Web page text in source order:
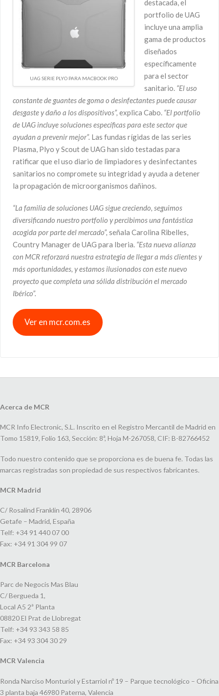
UAG SERIE PLYO PARA MACBOOK PRO
destacada, el
portfolio de UAG
incluye una amplia
gama de productos
diseñados
específicamente
para el sector
sanitario. “El uso
constante de guantes de goma o desinfectantes puede causar
desgaste y daño a los dispositivos”, explica Cabo. “El portfolio
de UAG incluye soluciones específicas para este sector que
ayudan a prevenir mejor”. Las fundas rígidas de las series
Plasma, Plyo y Scout de UAG han sido testadas para
ratificar que el uso diario de limpiadores y desinfectantes
sanitarios no compromete su integridad y ayuda a detener
la propagación de microorganismos dañinos.
“La familia de soluciones UAG sigue creciendo, seguimos
diversificando nuestro portfolio y percibimos una fantástica
acogida por parte del mercado”, señala Carolina Ribelles,
Country Manager de UAG para Iberia. “Esta nueva alianza
con MCR reforzará nuestra estrategia de llegar a más clientes y
más oportunidades, y estamos ilusionados con este nuevo
proyecto que completa una sólida distribución el mercado
Ibérico”.
Ver en mcr.com.es
Acerca de MCR
MCR Info Electronic, S.L. Inscrito en el Registro Mercantil de Madrid en
Tomo 15819, Folio 163, Sección: 8ª, Hoja M-267058, CIF: B-82766452
Todo nuestro contenido que se proporciona es de buena fe. Todas las
marcas registradas son propiedad de sus respectivos fabricantes.
MCR Madrid
C/ Rosalind Franklin 40, 28906
Getafe – Madrid, España
Telf: +34 91 440 07 00
Fax: +34 91 304 99 07
MCR Barcelona
Parc de Negocis Mas Blau
C/ Bergueda 1,
Local A5 2ª Planta
08820 El Prat de Llobregat
Telf: +34 93 343 58 85
Fax: +34 93 304 30 29
MCR Valencia
Ronda Narciso Monturiol y Estarriol nº 19 – Parque tecnológico – Oficina
3 planta baja 46980 Paterna, Valencia